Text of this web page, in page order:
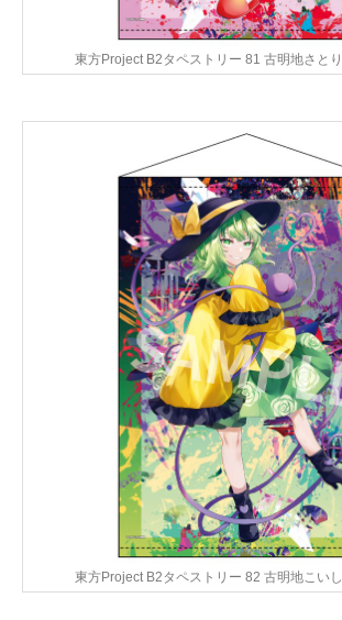
東方Project B2タペストリー 81 古明地さと
東方Project B2タペストリー 82 古明地こい